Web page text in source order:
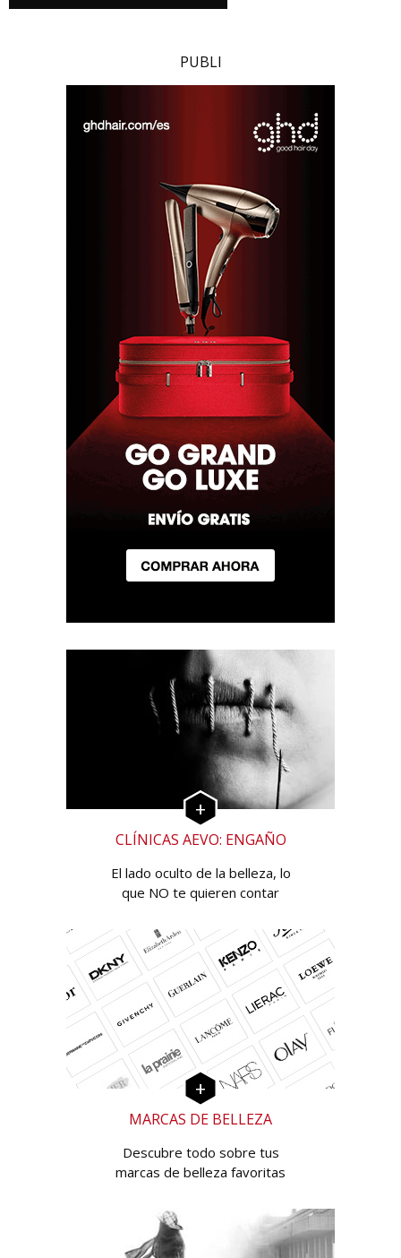
PUBLI
CLÍNICAS AEVO: ENGAÑO
El lado oculto de la belleza, lo
que NO te quieren contar
MARCAS DE BELLEZA
Descubre todo sobre tus
marcas de belleza favoritas